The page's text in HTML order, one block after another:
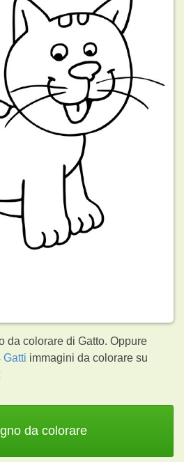
da colorare di Gatto. Oppure
Gatti immagini da colorare su
da colorare